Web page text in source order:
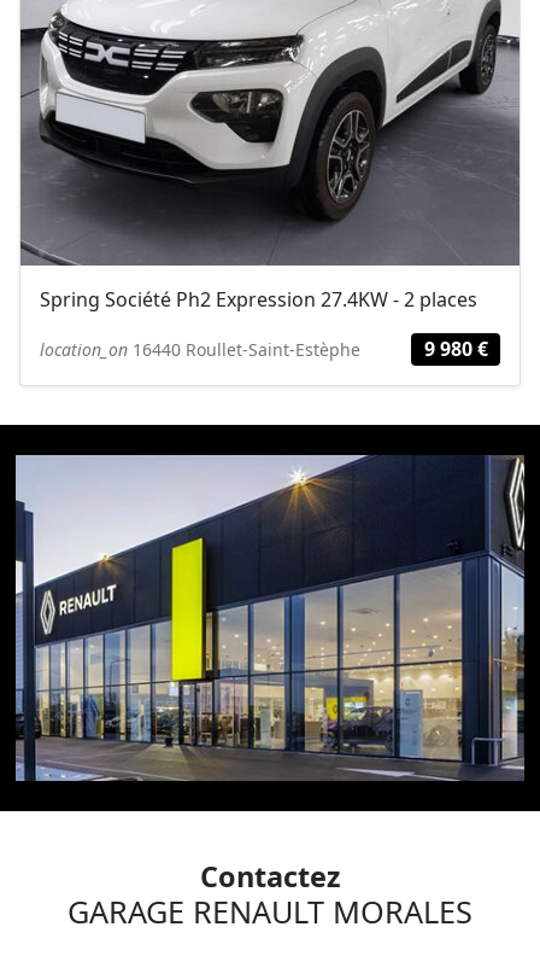
Spring Société Ph2 Expression 27.4KW - 2 places
location_on 16440 Roullet-Saint-Estèphe 9 980 €
Contactez
GARAGE RENAULT MORALES